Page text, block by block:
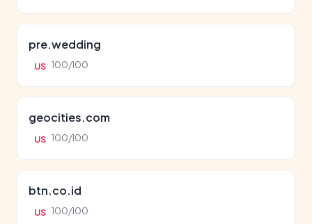
pre.wedding
US 100/100
geocities.com
US 100/100
btn.co.id
US 100/100